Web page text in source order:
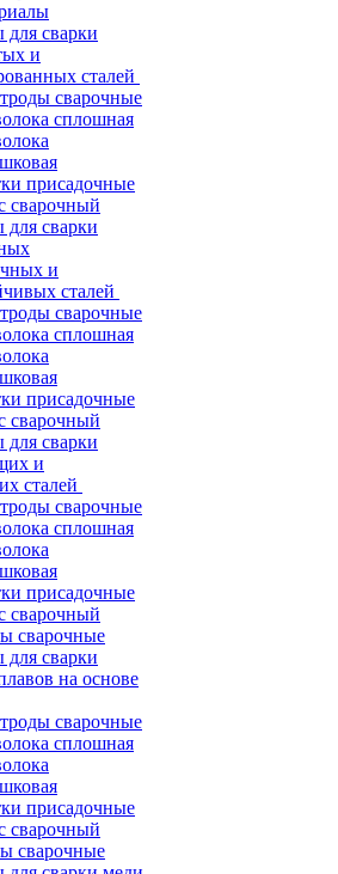
сварки
и
сталей
сварочные
сплошная
присадочные
сварочный
сварки
и
сталей
сварочные
сплошная
присадочные
сварочный
сварки
и
сталей
сварочные
сплошная
присадочные
сварочный
сварочные
сварки
на основе
сварочные
сплошная
присадочные
сварочный
сварочные